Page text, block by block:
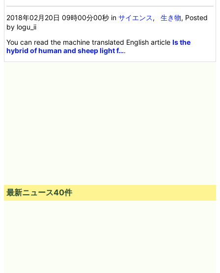
2018年02月20日 09時00分00秒 inサイエンス,生き物, Posted
by logu_ii
You can read the machine translated English articleIs the
hybrid of human and sheep light f….
最新ニュース40件